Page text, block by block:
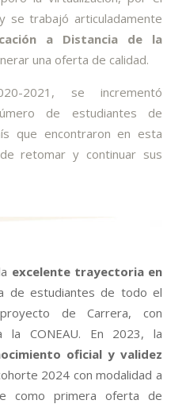
se trabajó articuladamente
a Distancia de la
una oferta de calidad.
2021, se incrementó
de estudiantes de
que encontraron en esta
retomar y continuar sus
excelente trayectoria en
de estudiantes de todo el
de Carrera, con
la CONEAU. En 2023, la
oficial y validez
2024 con modalidad a
como primera oferta de